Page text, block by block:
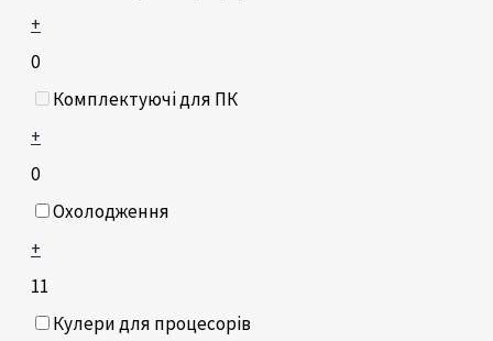
+
0
Комплектуючі для ПК
+
0
Охолодження
+
11
Кулери для процесорів